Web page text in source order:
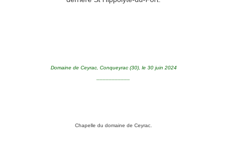
Domaine de Ceyrac, Conqueyrac (30), le 30 juin 2024
Chapelle du domaine de Ceyrac.